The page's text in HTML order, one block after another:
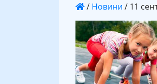
/ Новини / 11